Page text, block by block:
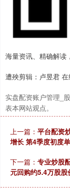
海量资讯、精确解读
遭殃剪辑：卢昱君
实盘配资账户管理_
表本网站观点。
上一篇： 平台配资
增长 第4季度初度
下一篇： 专业炒股
元回购约5.4万股股